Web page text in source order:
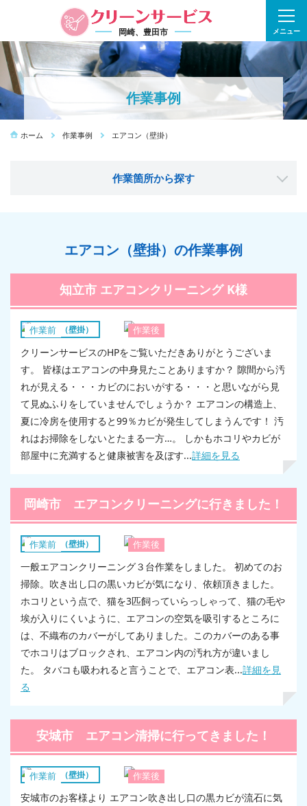
岡崎、豊田市 メニュー
作業事例
ホーム 作業事例 エアコン（壁掛）
作業箇所から探す
エアコン（壁掛）の作業事例
知立市 エアコンクリーニング K様
作業前 作業後
エアコン（壁掛）
クリーンサービスのHPをご覧いただきありがとうございま
す。 皆様はエアコンの中身見たことありますか？ 隙間から汚
れが見える・・・カビのにおいがする・・・と思いながら見
て見ぬふりをしていませんでしょうか？ エアコンの構造上、
夏に冷房を使用すると99％カビが発生してしまうんです！ 汚
れはお掃除をしないとたまる一方…。 しかもホコリやカビが
部屋中に充満すると健康被害を及ぼす...詳細を見る
岡崎市 エアコンクリーニングに行きました！
作業前 作業後
エアコン（壁掛）
一般エアコンクリーニング３台作業をしました。 初めてのお
掃除。吹き出し口の黒いカビが気になり、依頼頂きました。
ホコリという点で、猫を3匹飼っていらっしゃって、猫の毛や
埃が入りにくいように、エアコンの空気を吸引するところに
は、不織布のカバーがしてありました。このカバーのある事
でホコリはブロックされ、エアコン内の汚れ方が違いまし
た。 タバコも吸われると言うことで、エアコン表...詳細を見
る
安城市 エアコン清掃に行ってきました！
作業前 作業後
エアコン（壁掛）
安城市のお客様より エアコン吹き出し口の黒カビが流石に気